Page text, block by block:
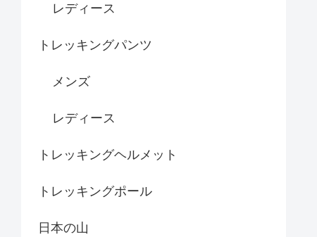
レディース
トレッキングパンツ
メンズ
レディース
トレッキングヘルメット
トレッキングポール
日本の山